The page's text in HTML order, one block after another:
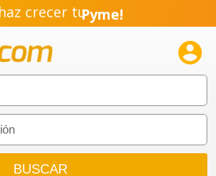
crecer tuPyme!
Emprendimiento!
